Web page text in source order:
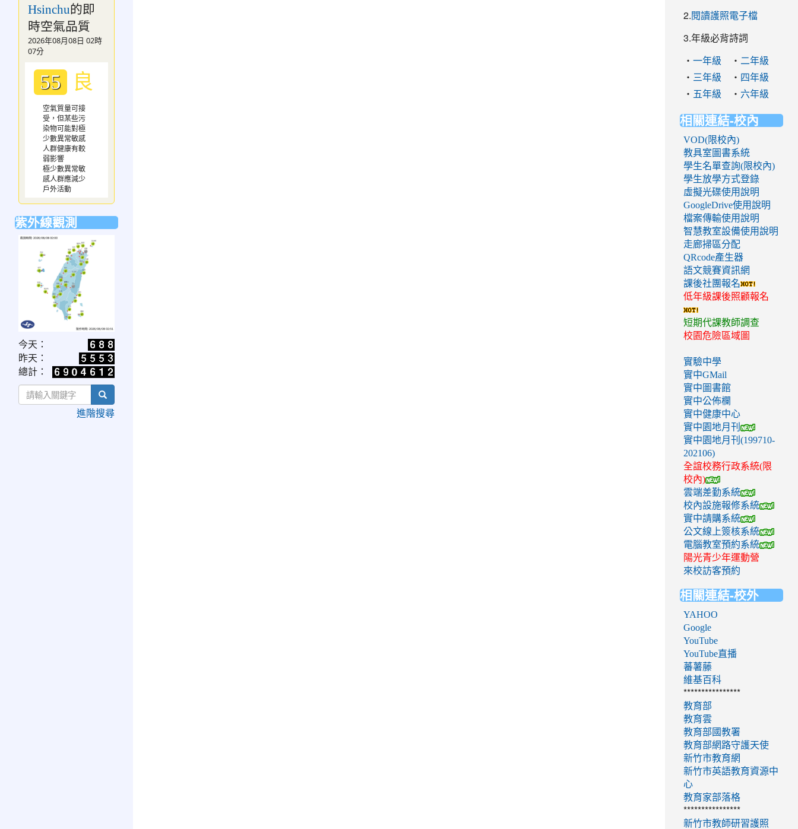
Hsinchu的即
時空氣品質
2026年08月08日 02時
07分
55 良
空氣質量可接
受，但某些污
染物可能對極
少數異常敏感
人群健康有較
弱影響
極少數異常敏
感人群應減少
戶外活動
紫外線觀測
link
to
https://www.cwa.gov.tw/V8/C/W/OBS_UVI.html
今天：
昨天：
總計：
search
進階搜尋
2.閱讀護照電子檔
3.年級必背詩詞
‧ 一年級 ‧ 二年級
‧ 三年級 ‧ 四年級
‧ 五年級 ‧ 六年級
相關連結-校內
VOD(限校內)
教具室圖書系統
學生名單查詢(限校內)
學生放學方式登錄
虛擬光碟使用說明
GoogleDrive使用說明
檔案傳輸使用說明
智慧教室設備使用說明
走廊掃區分配
QRcode產生器
語文競賽資訊網
課後社團報名
低年級課後照顧報名
短期代課教師調查
校園危險區域圖
實驗中學
實中GMail
實中圖書館
實中公佈欄
實中健康中心
實中園地月刊
實中園地月刊(199710-
202106)
全誼校務行政系統(限
校內)
雲端差勤系統
校內設施報修系統
實中請購系統
公文線上簽核系統
電腦教室預約系統
陽光青少年運動營
來校訪客預約
相關連結-校外
YAHOO
Google
YouTube
YouTube直播
蕃薯藤
維基百科
****************
教育部
教育雲
教育部國教署
教育部網路守護天使
新竹市教育網
新竹市英語教育資源中
心
教育家部落格
****************
新竹市教師研習護照